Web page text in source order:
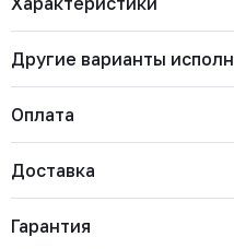
Бренд
Артикул
Тип арматуры
Стандарт присоединения по ISO
5210/5211
Другие варианты
НаличиеЦена с НДС
Оплата
Важно: Отгрузка товара
оплаты и зачисления
ООО «Комплект Сервис».
Доставка
Гарантия